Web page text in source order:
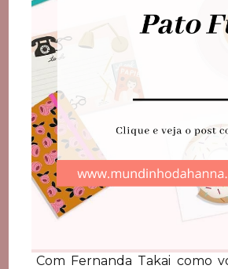
Com Fernanda Takai como